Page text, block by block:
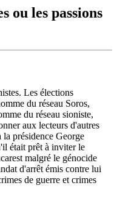
ou les passions
Les élections
du réseau Soros,
du réseau sioniste,
aux lecteurs d'autres
présidence George
était prêt à inviter le
malgré le génocide
d'arrêt émis contre lui
de guerre et crimes